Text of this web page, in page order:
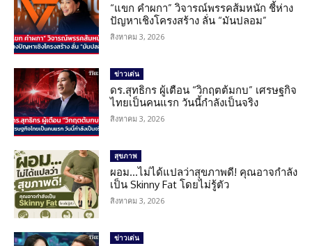
“แขก คำผกา” วิจารณ์พรรคส้มหนัก ชี้ห่าง
ปัญหาเชิงโครงสร้าง ลั่น “มันปลอม”
สิงหาคม 3, 2026
ข่าวเด่น
ดร.สุทธิกร ผู้เตือน “วิกฤตต้มกบ” เศรษฐกิจ
ไทยเป็นคนแรก วันนี้กำลังเป็นจริง
สิงหาคม 3, 2026
สุขภาพ
ผอม…ไม่ได้แปลว่าสุขภาพดี! คุณอาจกำลัง
เป็น Skinny Fat โดยไม่รู้ตัว
สิงหาคม 3, 2026
ข่าวเด่น